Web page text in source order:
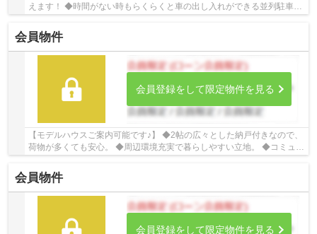
えます！ ◆時間がない時もらくらくと車の出し入れができる並列駐車場
を完備！！ ◆コミュニケーションの取りやすい...
会員物件
会員登録をして限定物件を見る
【モデルハウスご案内可能です♪】 ◆2帖の広々とした納戸付きなので、
荷物が多くても安心。 ◆周辺環境充実で暮らしやすい立地。 ◆コミュニ
ケーションの取りやすい対面キッチン。 ☆Goo...
会員物件
会員登録をして限定物件を見る